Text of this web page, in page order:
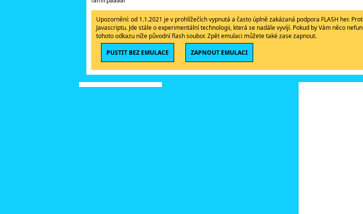
Upozornění: od 1.1.2021 je v prohlížečích vypnutá a často úplně zakázaná podpora FLASH her.
Javascriptu. Jde stále o experimentální technologii, která se nadále vyvíjí. Pokud by Vám něco
tohoto odkazu níže původní flash soubor. Zpět emulaci můžete také zase zapnout.
PUSTIT BEZ EMULACE
ZAPNOUT EMULACI